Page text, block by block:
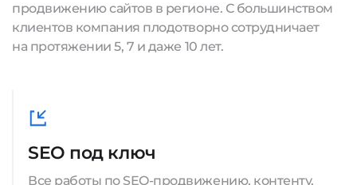
продвижению сайтов в регионе. С большинством
клиентов компания плодотворно сотрудничает
на протяжении 5, 7 и даже 10 лет.
SEO под ключ
Все работы по SEO-продвижению, контенту,